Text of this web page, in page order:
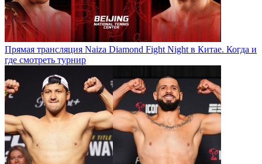
Прямая трансляция Naiza Diamond Fight Night в Китае. Когда и
где смотреть турнир